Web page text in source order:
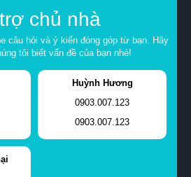
chủ nhà
câu hỏi và ý kiến đóng góp từ bạn. Hãy
tôi biết vấn đề của bạn nhé!
Huỳnh Hương
0903.007.123
0903.007.123